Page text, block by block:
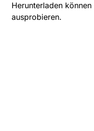
Herunterladen
ausprobieren.